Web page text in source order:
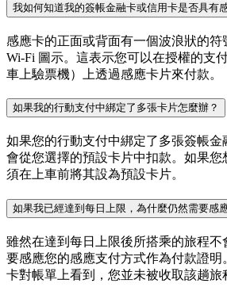
我如何知道我的簽帳金融卡或信用卡是否具有
感應卡的正面或背面有一個波浪狀的符
Wi-Fi 圖示。這表示您可以在授權的支
車上驗票機）上透過感應卡片來付款。
如果我的行動支付中綁定了多張卡片怎麼辦？
如果您的行動支付中綁定了多張簽帳
會從您選擇的預設卡片中扣款。如果
須在上車前將其設為預設卡片。
如果我已經達到每日上限，為什麼仍然需要感
雖然在達到每日上限後所搭乘的旅程
要感應您的感應支付方式作為付款證明
卡對帳單上看到，您並未被收取該趟旅